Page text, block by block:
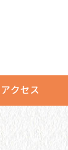
アクセス